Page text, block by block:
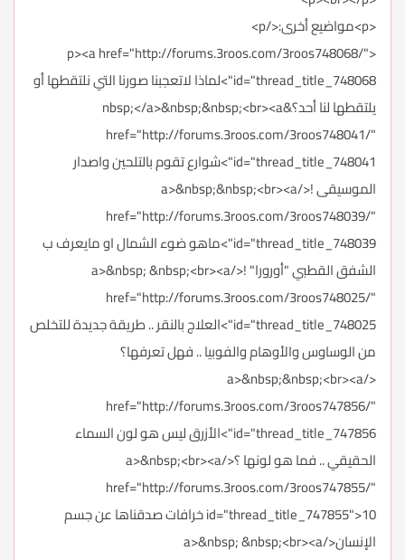
<p>مواضيع أخرى:</p>
<p><a href="http://forums.3roos.com/3roos748068/"
id="thread_title_748068">لماذا لاتعجبنا صورنا التي نلتقطها أو
يلتقطها لنا أحد؟&nbsp;</a>&nbsp;&nbsp;<br><a
href="http://forums.3roos.com/3roos748041/"
id="thread_title_748041">شوارع تقوم بالتلحين واصدار
الموسيقى !</a>&nbsp;&nbsp;<br><a
href="http://forums.3roos.com/3roos748039/"
id="thread_title_748039">ماهو ضوء الشمال او مايعرف ب
الشفق القطبي "أورورا" !</a>&nbsp; &nbsp;<br><a
href="http://forums.3roos.com/3roos748025/"
id="thread_title_748025">العلاج بالنقر .. طريقة جديدة للتخلص
من الوساوس والأوهام والفوبيا .. فهل تعرفها؟
</a>&nbsp;&nbsp;<br><a
href="http://forums.3roos.com/3roos747856/"
id="thread_title_747856">الأزرق ليس هو لون السماء
الحقيقي .. فما هو لونها ؟</a>&nbsp;<br><a
href="http://forums.3roos.com/3roos747855/"
id="thread_title_747855">10 خرافات صدقناها عن جسم
الإنسان</a>&nbsp; &nbsp;<br><a